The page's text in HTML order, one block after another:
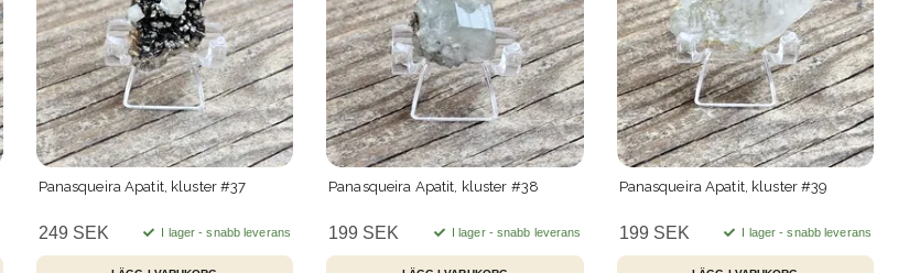
Panasqueira Apatit, kluster #37
249 SEK I lager - snabb leverans
Panasqueira Apatit, kluster #38
199 SEK I lager - snabb leverans
Panasqueira Apatit, kluster #39
199 SEK I lager - snabb leverans